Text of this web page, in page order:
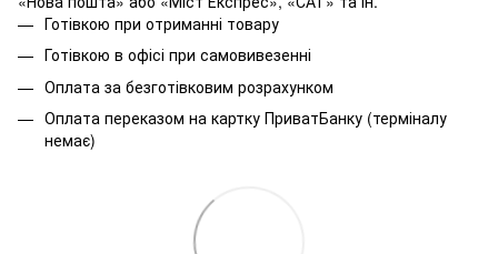
Готівкою при отриманні товару
Готівкою в офісі при самовивезенні
Оплата за безготівковим розрахунком
Оплата переказом на картку ПриватБанку (терміналу
немає)